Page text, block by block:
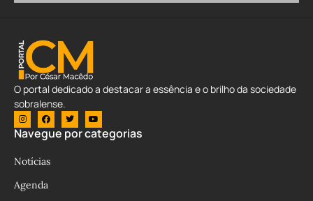
O portal dedicado a destacar a essência e o brilho da sociedade
sobralense.
Navegue por categorias
Notícias
Agenda